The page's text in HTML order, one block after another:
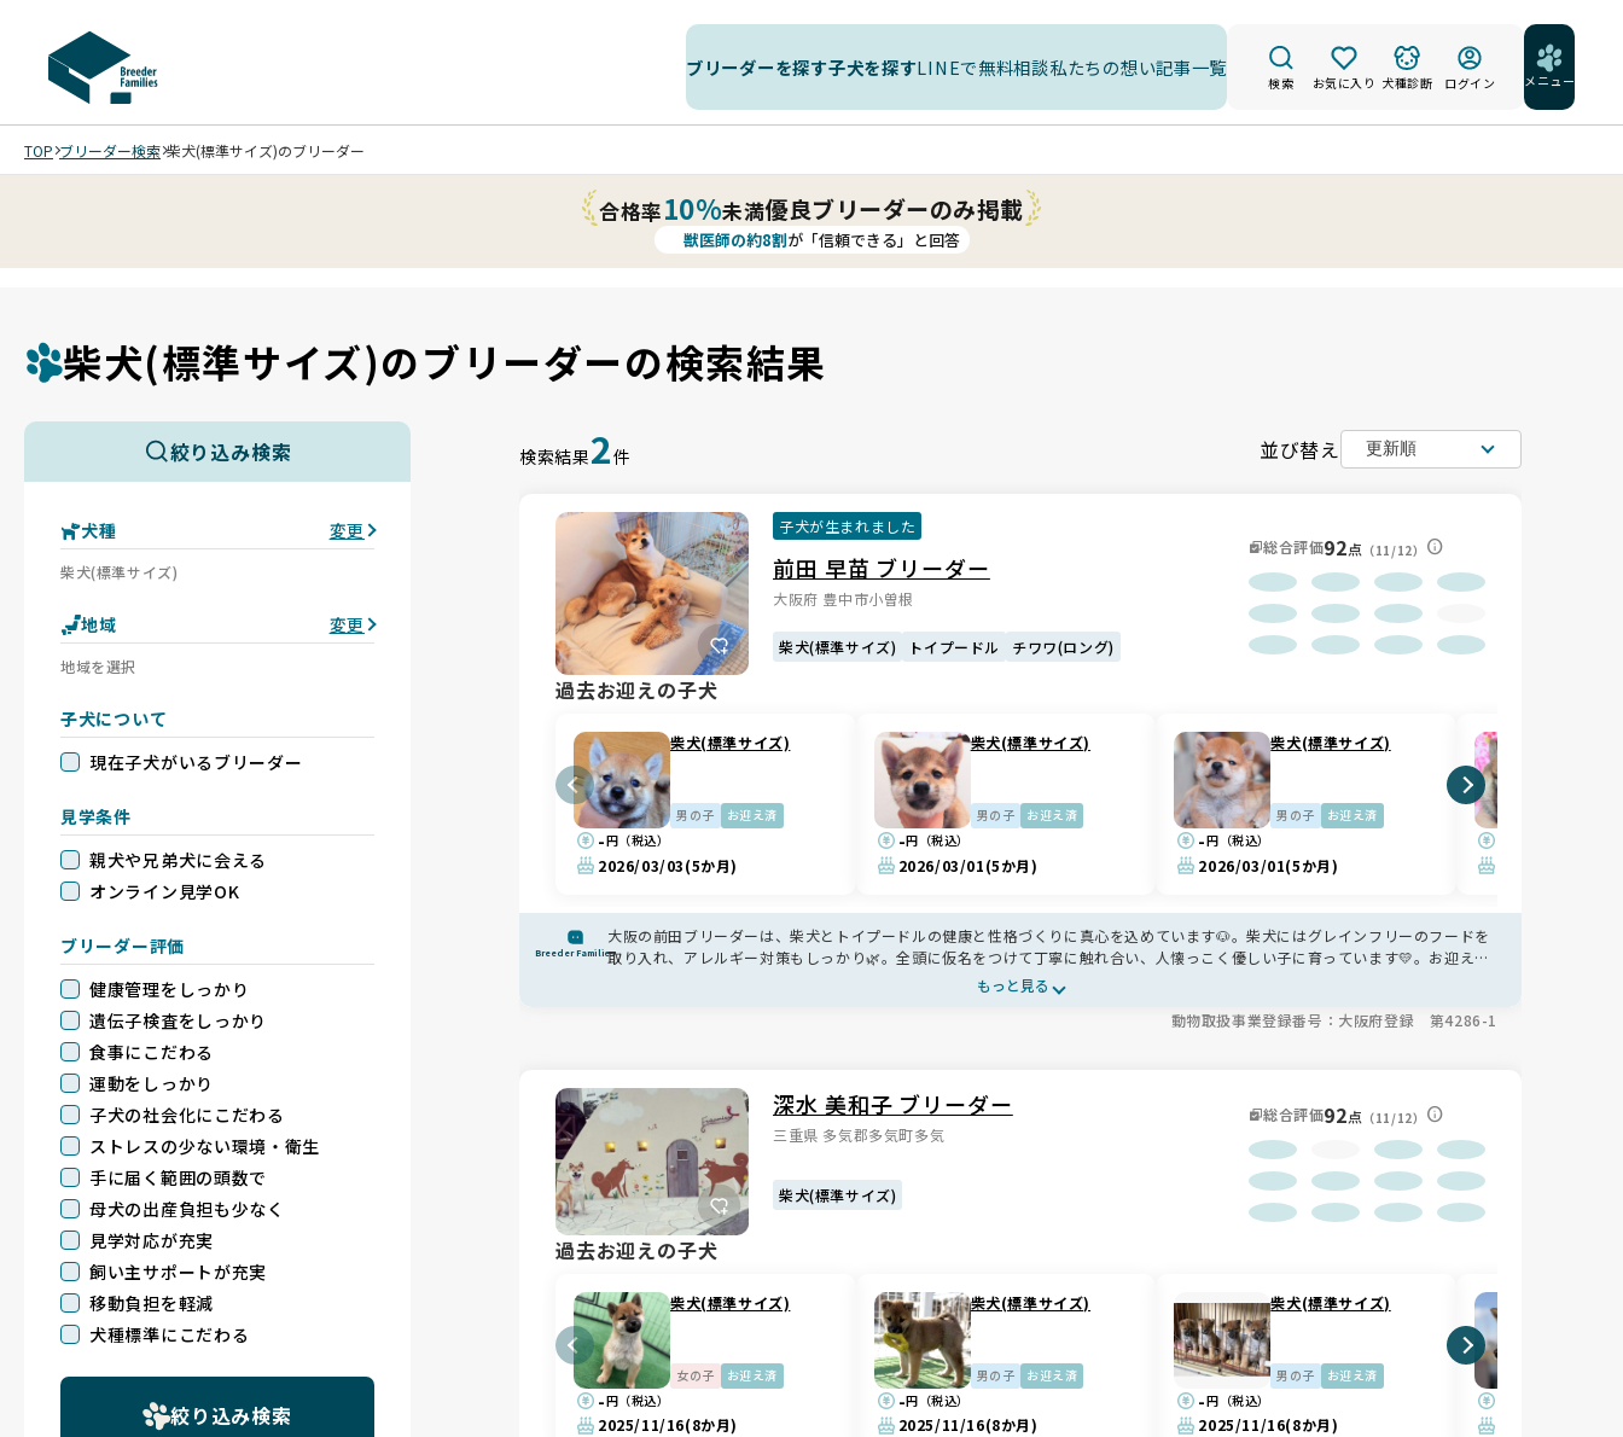
ブリーダーを探す子犬を探すLINEで無料相談私たちの想い記事一覧
検索 お気に入り 犬種診断 ログイン メニュー
TOP ブリーダー検索 柴犬(標準サイズ)のブリーダー
合格率10%未満優良ブリーダーのみ掲載
獣医師の約8割が「信頼できる」と回答
柴犬(標準サイズ)のブリーダーの検索結果
絞り込み検索
犬種 変更
柴犬(標準サイズ)
地域 変更
地域を選択
子犬について
現在子犬がいるブリーダー
見学条件
親犬や兄弟犬に会える
オンライン見学OK
ブリーダー評価
健康管理をしっかり
遺伝子検査をしっかり
食事にこだわる
運動をしっかり
子犬の社会化にこだわる
ストレスの少ない環境・衛生
手に届く範囲の頭数で
母犬の出産負担も少なく
見学対応が充実
飼い主サポートが充実
移動負担を軽減
犬種標準にこだわる
絞り込み検索
検索結果2件 並び替え
子犬が生まれました
前田 早苗 ブリーダー
大阪府 豊中市小曽根
柴犬(標準サイズ) トイプードル チワワ(ロング)
総合評価92点 （11/12）
過去お迎えの子犬
柴犬(標準サイズ)
男の子 お迎え済
-円（税込）
2026/03/03(5か月)
柴犬(標準サイズ)
男の子 お迎え済
-円（税込）
2026/03/01(5か月)
柴犬(標準サイズ)
男の子 お迎え済
-円（税込）
2026/03/01(5か月)
Breeder Families
大阪の前田ブリーダーは、柴犬とトイプードルの健康と性格づくりに真心を込めています🐶。柴犬にはグレインフリーのフードを
取り入れ、アレルギー対策もしっかり🌿。全頭に仮名をつけて丁寧に触れ合い、人懐っこく優しい子に育っています💛。お迎え後
もっと見る
動物取扱事業登録番号：大阪府登録 第4286-1
深水 美和子 ブリーダー
三重県 多気郡多気町多気
柴犬(標準サイズ)
総合評価92点 （11/12）
過去お迎えの子犬
柴犬(標準サイズ)
女の子 お迎え済
-円（税込）
2025/11/16(8か月)
柴犬(標準サイズ)
男の子 お迎え済
-円（税込）
2025/11/16(8か月)
柴犬(標準サイズ)
男の子 お迎え済
-円（税込）
2025/11/16(8か月)